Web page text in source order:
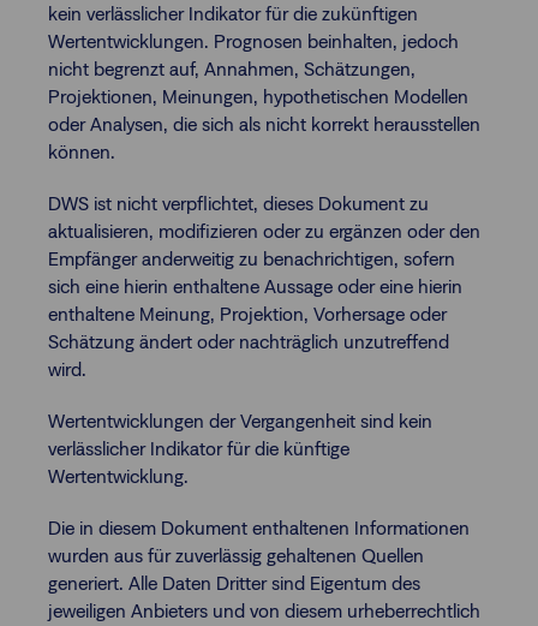
kein verlässlicher Indikator für die zukünftigen
Wertentwicklungen. Prognosen beinhalten, jedoch
nicht begrenzt auf, Annahmen, Schätzungen,
Projektionen, Meinungen, hypothetischen Modellen
oder Analysen, die sich als nicht korrekt herausstellen
können.
DWS ist nicht verpflichtet, dieses Dokument zu
aktualisieren, modifizieren oder zu ergänzen oder den
Empfänger anderweitig zu benachrichtigen, sofern
sich eine hierin enthaltene Aussage oder eine hierin
enthaltene Meinung, Projektion, Vorhersage oder
Schätzung ändert oder nachträglich unzutreffend
wird.
Wertentwicklungen der Vergangenheit sind kein
verlässlicher Indikator für die künftige
Wertentwicklung.
Die in diesem Dokument enthaltenen Informationen
wurden aus für zuverlässig gehaltenen Quellen
generiert. Alle Daten Dritter sind Eigentum des
jeweiligen Anbieters und von diesem urheberrechtlich